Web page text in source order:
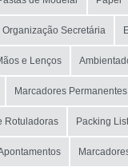
Organização Secretária
e Lenços
Marcadores Permanentes
Rotuladoras Packing List